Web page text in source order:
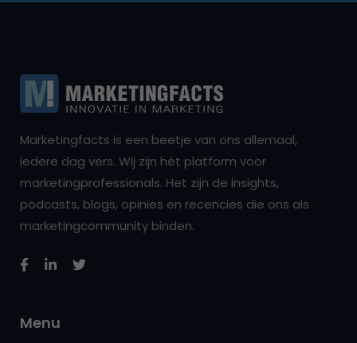
Marketingfacts is een beetje van ons allemaal,
iedere dag vers. Wij zijn hét platform voor
marketingprofessionals. Het zijn de insights,
podcasts, blogs, opinies en recencies die ons als
marketingcommunity binden.
Menu